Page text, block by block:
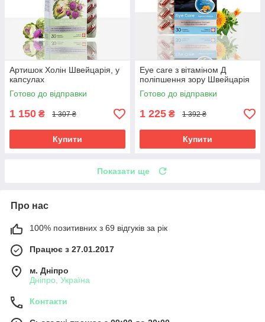
Артишок Холін Швейцарія, у
капсулах
Готово до відправки
1 150 ₴ 1 307 ₴
Купити
Еye care з вітаміном Д
поліпшення зору Швейцарія
Готово до відправки
1 225 ₴ 1 392 ₴
Купити
Показати ще
Про нас
100% позитивних з 69 відгуків за рік
Працює з 27.01.2017
м. Дніпро
Дніпро, Україна
Контакти